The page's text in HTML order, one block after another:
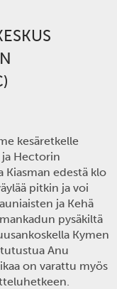
kesäretkelle
ja Hectorin
Kiasman edestä klo
pitkin ja voi
ja Kehä
pysäkiltä
Kymen
Anu
on varattu myös